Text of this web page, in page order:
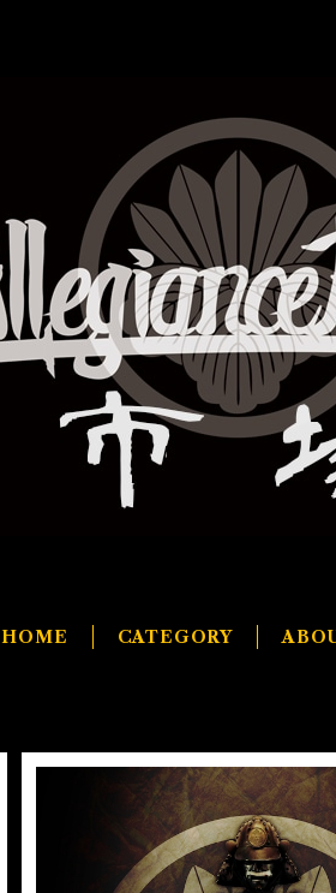
HOME CATEGORY